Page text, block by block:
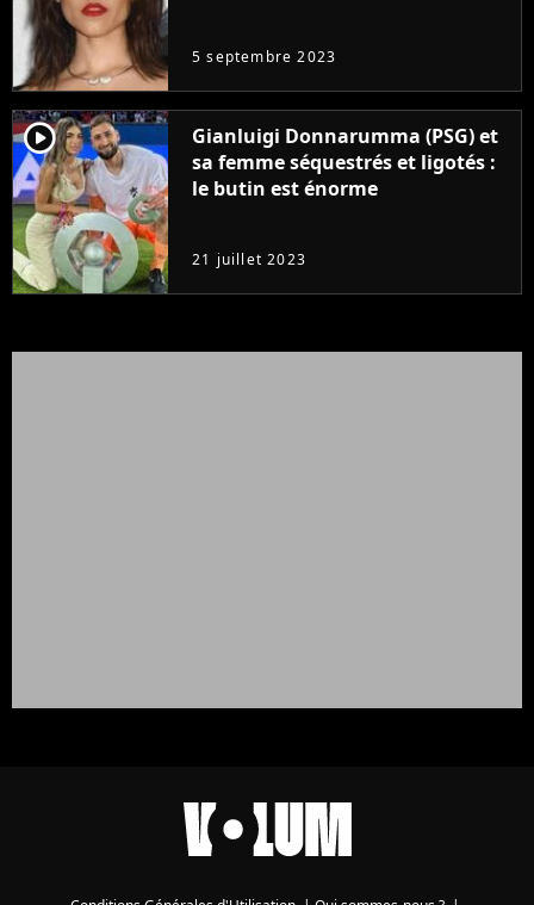
5 septembre 2023
player2
Gianluigi Donnarumma (PSG) et
sa femme séquestrés et ligotés :
le butin est énorme
21 juillet 2023